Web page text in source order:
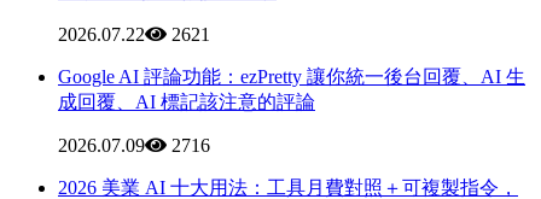
2026.07.22 2621
Google AI 評論功能：ezPretty 讓你統一後台回覆、AI 生
成回覆、AI 標記該注意的評論
2026.07.09 2716
2026 美業 AI 十大用法：工具月費對照＋可複製指令，